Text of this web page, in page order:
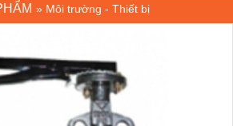
» Môi trường - Thiết bị